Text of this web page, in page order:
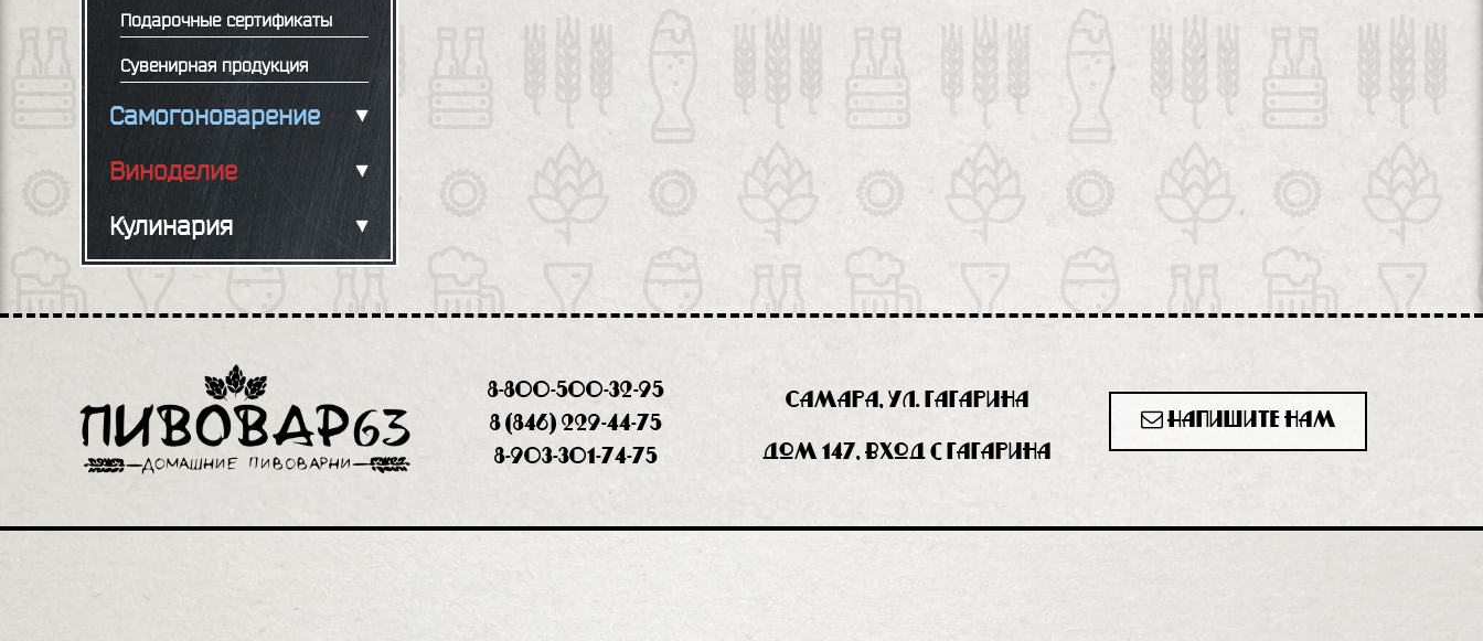
Подарочные сертификаты
Сувенирная продукция
Самогоноварение
Виноделие
Кулинария
8-800-500-32-95
8 (846) 229-44-75
8-903-301-74-75
Самара, ул. Гагарина
дом 147, вход с Гагарина
Напишите нам